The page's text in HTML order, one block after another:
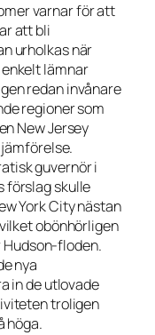
varnar för att
att bli
urholkas när
lämnar
redan invånare
regioner som
New Jersey
guvernör i
förslag skulle
York City nästan
obönhörligen
floden.
nya
in de utlovade
troligen
höga.